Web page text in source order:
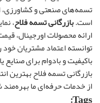
تسمه‌های صنعتی و کشاورزی،
است.بازرگانی تسمه فلاح،
ارائه محصولات اورجینال،
توانسته اعتماد مشتریان
باکیفیت و بادوام برای
بازرگانی تسمه فلاح بهترین
از خدمات حرفه‌ای ما